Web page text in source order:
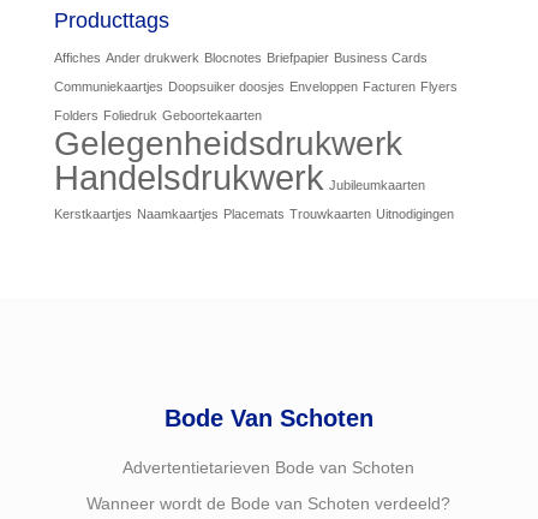
Producttags
Affiches Ander drukwerk Blocnotes Briefpapier Business Cards
Communiekaartjes Doopsuiker doosjes Enveloppen Facturen Flyers
Folders Foliedruk Geboortekaarten
Gelegenheidsdrukwerk
Handelsdrukwerk Jubileumkaarten
Kerstkaartjes Naamkaartjes Placemats Trouwkaarten Uitnodigingen
Bode Van Schoten
Advertentietarieven Bode van Schoten
Wanneer wordt de Bode van Schoten verdeeld?